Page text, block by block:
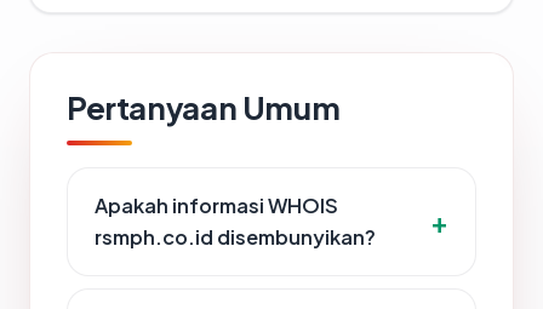
Pertanyaan Umum
Apakah informasi WHOIS
rsmph.co.id disembunyikan?